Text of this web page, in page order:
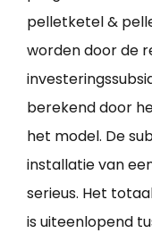
pelletketel &
worden door de
berekend door
het model. De
installatie van
serieus. Het
is uiteenlopend